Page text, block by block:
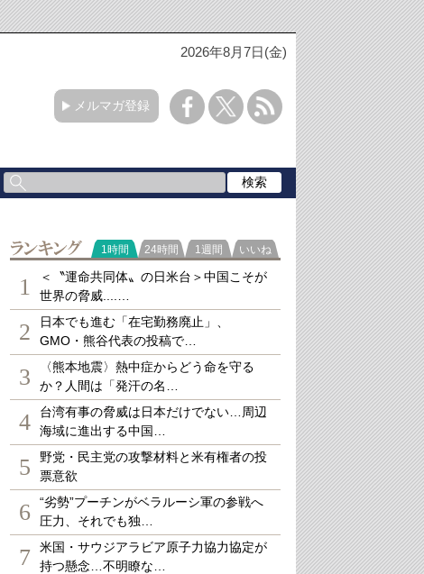
2026年8月7日(金)
メルマガ登録
ランキング
1時間 24時間 1週間 いいね
1
＜〝運命共同体〟の日米台＞中国こそが
世界の脅威....…
2
日本でも進む「在宅勤務廃止」、
GMO・熊谷代表の投稿で…
3
〈熊本地震〉熱中症からどう命を守る
か？人間は「発汗の名…
4
台湾有事の脅威は日本だけでない…周辺
海域に進出する中国…
5
野党・民主党の攻撃材料と米有権者の投
票意欲
6
“劣勢”プーチンがベラルーシ軍の参戦へ
圧力、それでも独…
7
米国・サウジアラビア原子力協力協定が
持つ懸念…不明瞭な…